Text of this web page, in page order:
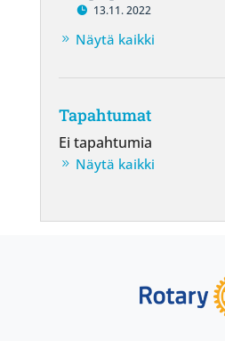
13.11. 2022
Näytä kaikki
Tapahtumat
Ei tapahtumia
Näytä kaikki